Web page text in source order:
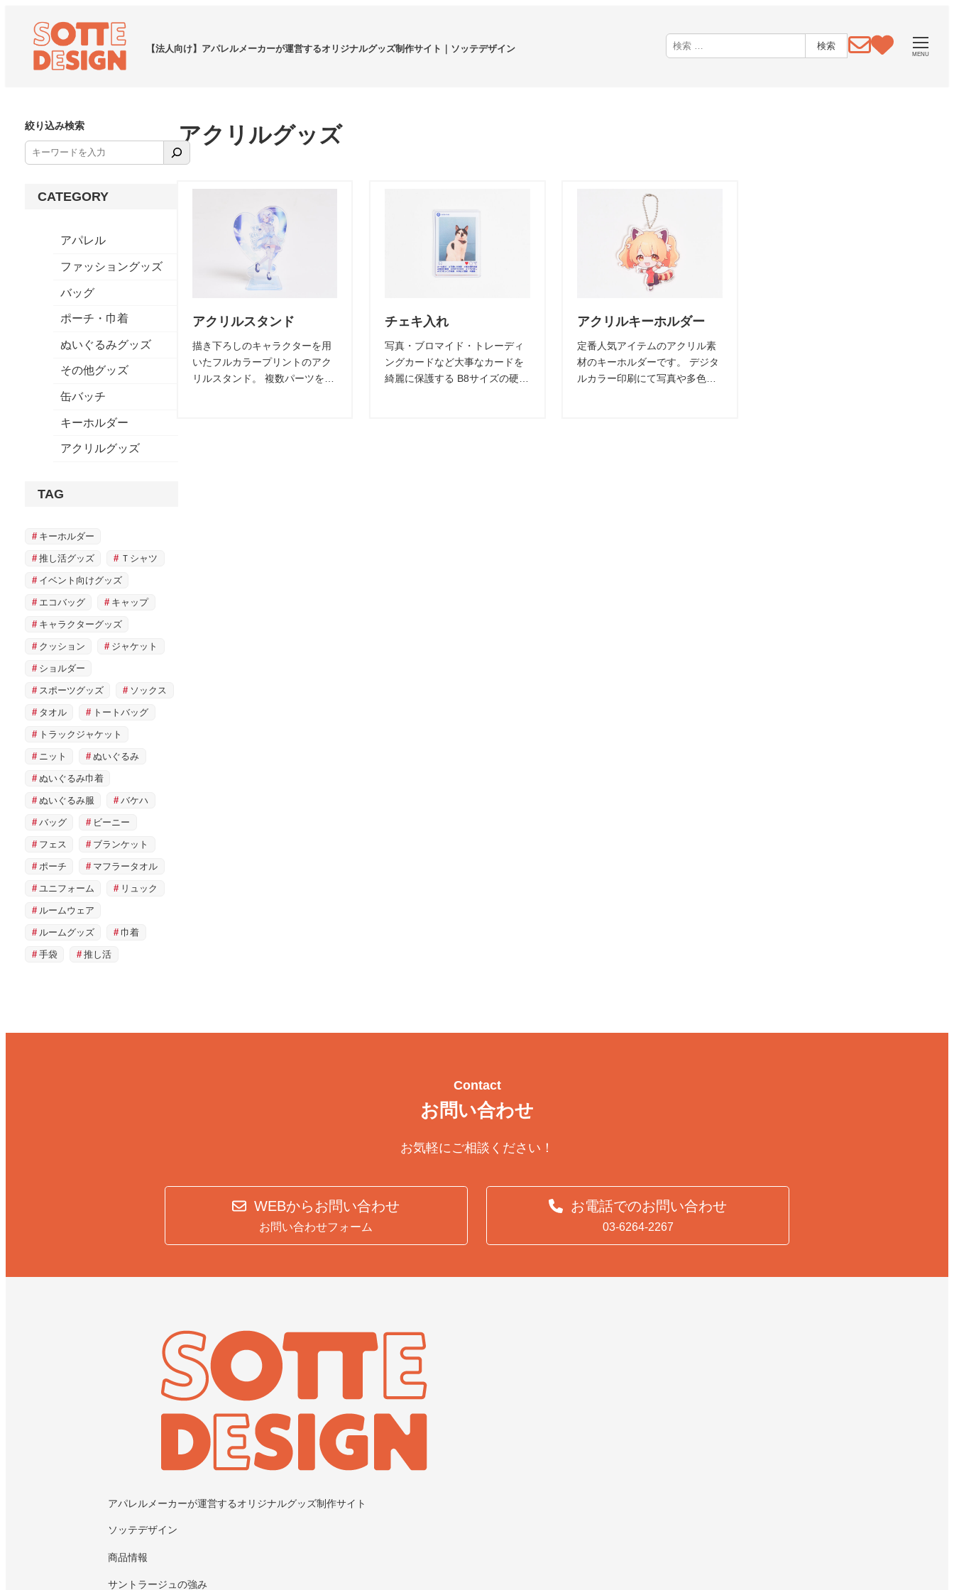
【法人向け】アパレルメーカーが運営するオリジナルグッズ制作サイト｜ソッテデザイン
検
索
検索
MENU
アクリルグッズ
アクリルスタンド
描き下ろしのキャラクターを用
いたフルカラープリントのアク
リルスタンド。 複数パーツを組
チェキ入れ
写真・ブロマイド・トレーディ
ングカードなど大事なカードを
綺麗に保護する B8サイズの硬質
アクリルキーホルダー
定番人気アイテムのアクリル素
材のキーホルダーです。 デジタ
ルカラー印刷にて写真や多色デ
絞り込み検索
CATEGORY
アパレル
ファッショングッズ
バッグ
ポーチ・巾着
ぬいぐるみグッズ
その他グッズ
缶バッチ
キーホルダー
アクリルグッズ
TAG
キーホルダー
推し活グッズ Ｔシャツ
イベント向けグッズ
エコバッグ キャップ
キャラクターグッズ
クッション ジャケット
ショルダー
スポーツグッズ ソックス
タオル トートバッグ
トラックジャケット
ニット ぬいぐるみ
ぬいぐるみ巾着
ぬいぐるみ服 バケハ
バッグ ビーニー
フェス ブランケット
ポーチ マフラータオル
ユニフォーム リュック
ルームウェア
ルームグッズ 巾着
手袋 推し活
Contact
お問い合わせ
お気軽にご相談ください！
WEBからお問い合わせ
お問い合わせフォーム
お電話でのお問い合わせ
03-6264-2267
アパレルメーカーが運営するオリジナルグッズ制作サイト
ソッテデザイン
商品情報
サントラージュの強み